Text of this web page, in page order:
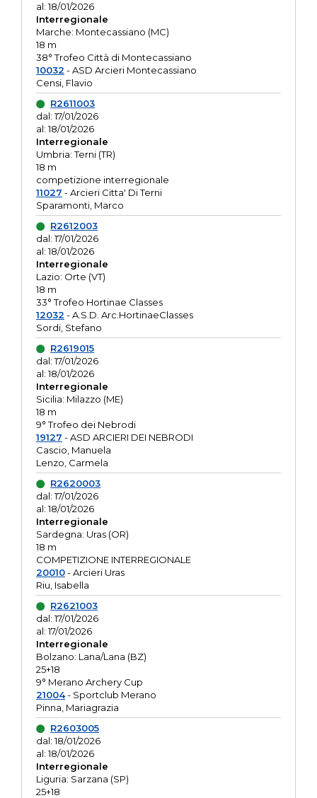
al: 18/01/2026
Interregionale
Marche: Montecassiano (MC)
18 m
38° Trofeo Città di Montecassiano
10032 - ASD Arcieri Montecassiano
Censi, Flavio
R2611003
dal: 17/01/2026
al: 18/01/2026
Interregionale
Umbria: Terni (TR)
18 m
competizione interregionale
11027 - Arcieri Citta' Di Terni
Sparamonti, Marco
R2612003
dal: 17/01/2026
al: 18/01/2026
Interregionale
Lazio: Orte (VT)
18 m
33° Trofeo Hortinae Classes
12032 - A.S.D. Arc.HortinaeClasses
Sordi, Stefano
R2619015
dal: 17/01/2026
al: 18/01/2026
Interregionale
Sicilia: Milazzo (ME)
18 m
9° Trofeo dei Nebrodi
19127 - ASD ARCIERI DEI NEBRODI
Cascio, Manuela
Lenzo, Carmela
R2620003
dal: 17/01/2026
al: 18/01/2026
Interregionale
Sardegna: Uras (OR)
18 m
COMPETIZIONE INTERREGIONALE
20010- Arcieri Uras
Riu, Isabella
R2621003
dal: 17/01/2026
al: 17/01/2026
Interregionale
Bolzano: Lana/Lana (BZ)
25+18
9° Merano Archery Cup
21004- Sportclub Merano
Pinna, Mariagrazia
R2603005
dal: 18/01/2026
al: 18/01/2026
Interregionale
Liguria: Sarzana (SP)
25+18